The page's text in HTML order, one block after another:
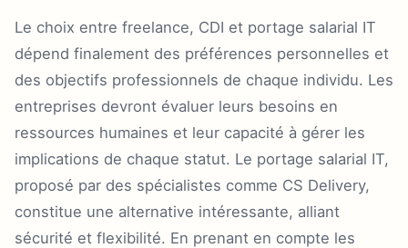
Le choix entre freelance, CDI et portage salarial IT
dépend finalement des préférences personnelles et
des objectifs professionnels de chaque individu. Les
entreprises devront évaluer leurs besoins en
ressources humaines et leur capacité à gérer les
implications de chaque statut. Le portage salarial IT,
proposé par des spécialistes comme CS Delivery,
constitue une alternative intéressante, alliant
sécurité et flexibilité. En prenant en compte les